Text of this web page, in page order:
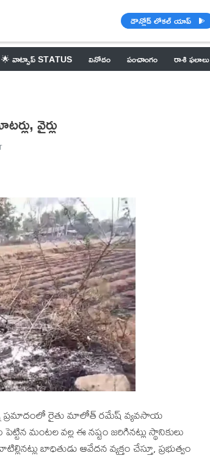
డౌన్లోడ్ లోకల్ యాప్
🌟 వాట్సాప్ STATUS వినోదం పంచాంగం రాశి ఫలాలు
వైర్లు
ప్రమాదంలో రైతు మాలోత్ రమేష్ వ్యవసాయ
మంటల వల్ల ఈ నష్టం జరిగినట్లు స్థానికులు
బాధితుడు ఆవేదన వ్యక్తం చేస్తూ, ప్రభుత్వం